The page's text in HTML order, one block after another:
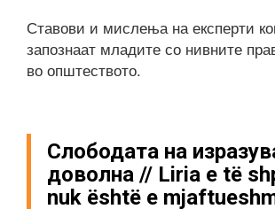
Ставови и мислења на експерти
запознаат младите со нивните
во општеството.
Слободата на
доволна // Liria e të
nuk është e